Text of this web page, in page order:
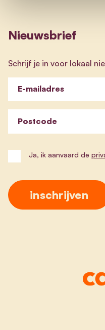
Nieuwsbrief
Schrijf je in voor lokaal
E-mailadres
Postcode
Ja, ik aanvaard de